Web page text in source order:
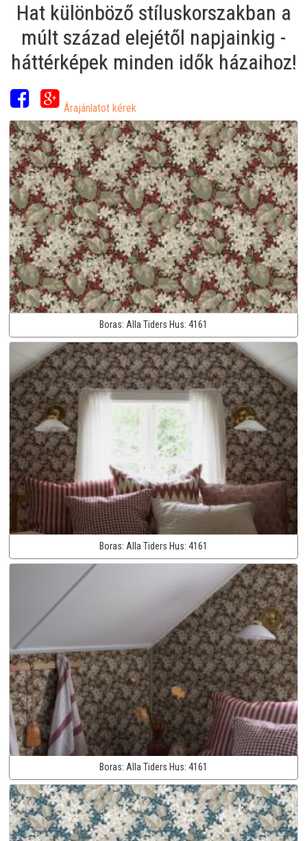
Hat különböző stíluskorszakban a
múlt század elejétől napjainkig -
háttérképek minden idők házaihoz!
Árajánlatot kérek
Boras: Alla Tiders Hus: 4161
Boras: Alla Tiders Hus: 4161
Boras: Alla Tiders Hus: 4161